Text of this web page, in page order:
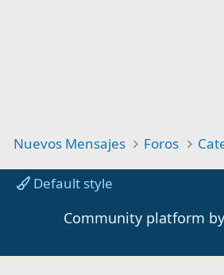
Nuevos Mensajes Foros
Default style
Community platform